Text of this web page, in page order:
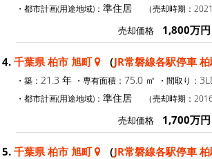
・都市計画(用途地域)： 準住居 （売却時期：
売却価格 1,800万円
4. 千葉県 柏市 旭町 （JR常磐線各駅停車 柏
・築： 21.3 年 ・専有面積： 75.0 ㎡ ・間取り：
・都市計画(用途地域)： 準住居 （売却時期：
売却価格 1,700万円
5. 千葉県 柏市 旭町 （JR常磐線各駅停車 柏